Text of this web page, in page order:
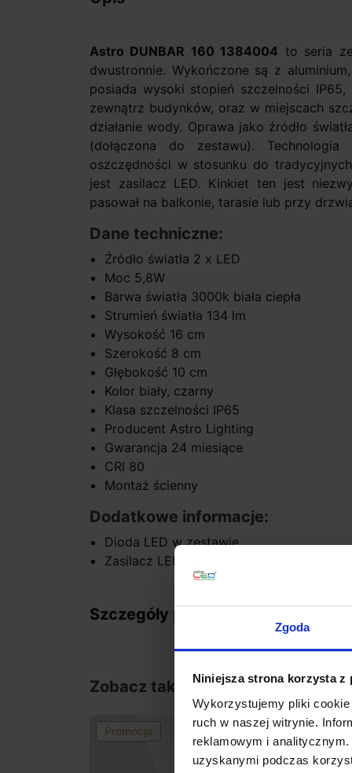
Zgoda
Niniejsza strona korzysta z
Wykorzystujemy pliki
ruch w naszej witrynie.
reklamowym i
uzyskanymi podczas
Astro DUNBAR 160 1384004 to seria
dwustronnie. Wykończone są z
posiada wysoki stopień szczelności
zewnątrz budynków, oraz w miejscach
działanie wody. Oprawa jako źródło
(dołączona do zestawu).
oszczędności w stosunku do
jest zasilacz LED. Kinkiet ten jest
pasował na balkonie, tarasie lub przy
Dane techniczne:
Źródło światła 2 x LED
Moc 5,8W
Barwa światła 3000k biała ciepła
Strumień światła 134 lm
Wysokość 16 cm
Szerokość 8 cm
Głębokość 10 cm
Kolor biały, czarny
Klasa szczelności IP65
Producent Astro Lighting
Gwarancja 24 miesiące
CRI 80
Montaż ścienny
Dodatkowe informacje:
Dioda LED w zestawie
Zasilacz LED w zestawie
Szczegóły produktu
Zobacz także
Promocja